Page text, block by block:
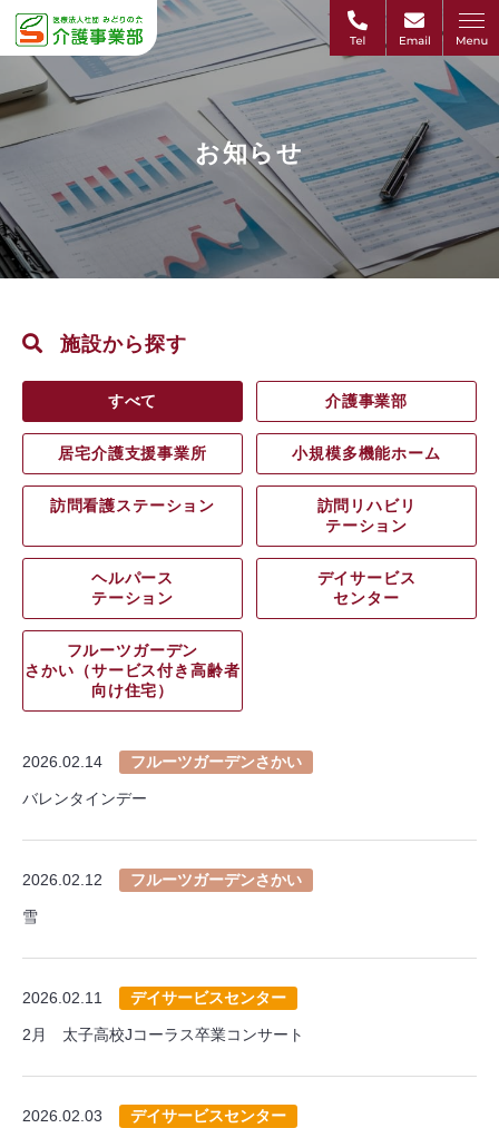
お知らせ
施設から探す
すべて 介護事業部
居宅介護支援事業所 小規模多機能ホーム
訪問看護ステーション
訪問リハビリ
テーション
ヘルパース
テーション
デイサービス
センター
フルーツガーデン
さかい（サービス付き高齢者
向け住宅）
2026.02.14 フルーツガーデンさかい
バレンタインデー
2026.02.12 フルーツガーデンさかい
雪
2026.02.11 デイサービスセンター
2月 太子高校Jコーラス卒業コンサート
2026.02.03 デイサービスセンター